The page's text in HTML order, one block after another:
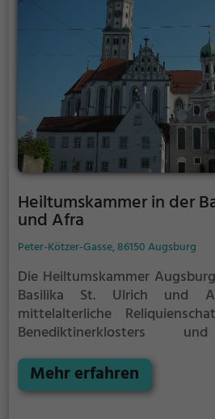
Heiltumskammer in der
und Afra
Peter-Kötzer-Gasse, 86150 Augsburg
Die Heiltumskammer
Basilika St. Ulrich und
mittelalterliche
Benediktinerklosters
des Afra-Jubiläumsjahres
ehemaligen Gregorkapelle (aus
Mehr erfahren